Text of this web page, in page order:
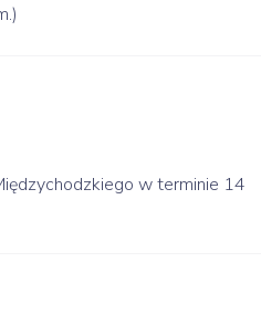
w terminie 14